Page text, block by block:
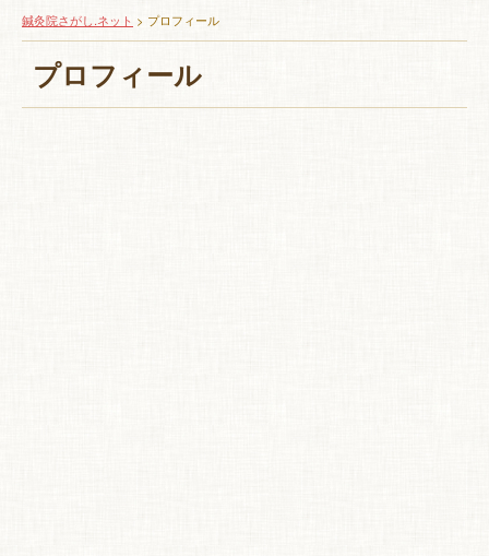
初めての方へ
鍼灸院さがし.ネット > プロフィール
プロフィール